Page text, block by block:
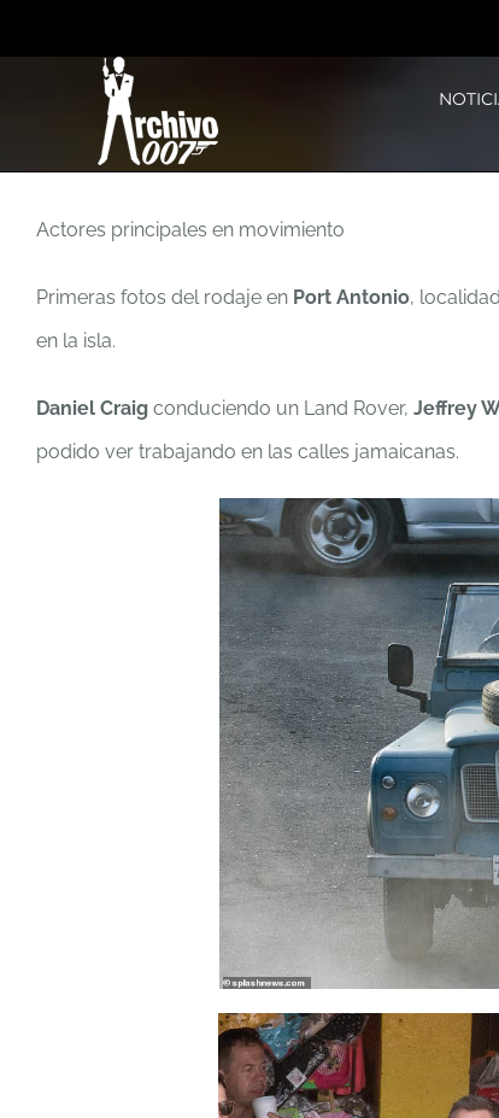
al
Actores principales en movimiento
Primeras fotos del rodaje en Port Antonio,
en la isla.
Daniel Craig conduciendo un Land Rover, Jeffrey
podido ver trabajando en las calles jamaicanas.